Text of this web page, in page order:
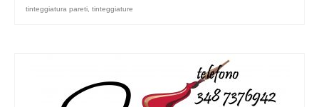
tinteggiatura pareti, tinteggiature